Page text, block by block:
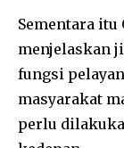
Sementara
menjelaskan
fungsi
masyarakat
perlu